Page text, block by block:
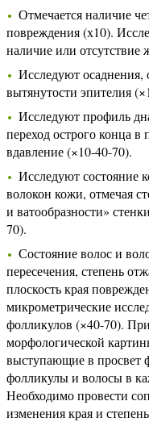
Отмечается наличие
повреждения (х10).
наличие или отсутствие
Исследуют осаднения,
вытянутости эпителия
Исследуют профиль
переход острого конца
вдавление (×10-40-70).
Исследуют состояние
волокон кожи, отмечая
и ватообразности»
70).
Состояние волос и
пересечения, степень
плоскость края
микрометрические
фолликулов (×40-70).
морфологической
выступающие в просвет
фолликулы и волосы в
Необходимо провести
изменения края и